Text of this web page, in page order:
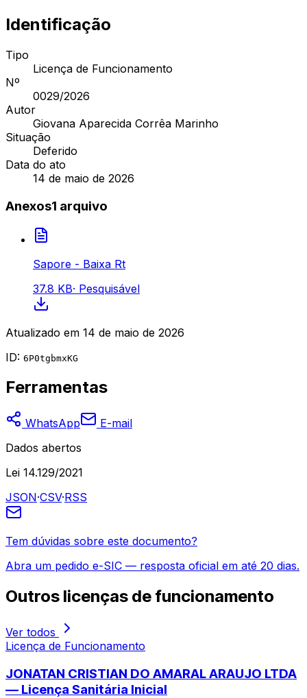
Identificação
Tipo
Licença de Funcionamento
Nº
0029/2026
Autor
Giovana Aparecida Corrêa Marinho
Situação
Deferido
Data do ato
14 de maio de 2026
Anexos1 arquivo
Sapore - Baixa Rt
37.8 KB· Pesquisável
Atualizado em 14 de maio de 2026
ID: 6P0tgbmxKG
Ferramentas
WhatsApp
E-mail
Dados abertos
Lei 14.129/2021
JSON·CSV·RSS
Tem dúvidas sobre este documento?
Abra um pedido e-SIC — resposta oficial em até 20 dias.
Outros licenças de funcionamento
Ver todos
Licença de Funcionamento
JONATAN CRISTIAN DO AMARAL ARAUJO LTDA
— Licença Sanitária Inicial